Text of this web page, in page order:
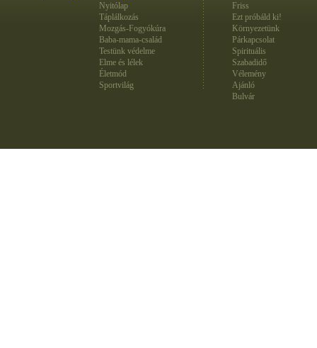
Nyitólap
Táplálkozás
Mozgás-Fogyókúra
Baba-mama-család
Testünk védelme
Elme és lélek
Életmód
Sportvilág
Friss
Ezt próbáld ki!
Környezetünk
Párkapcsolat
Spirituális
Szabadidő
Vélemény
Ajánló
Bulvár